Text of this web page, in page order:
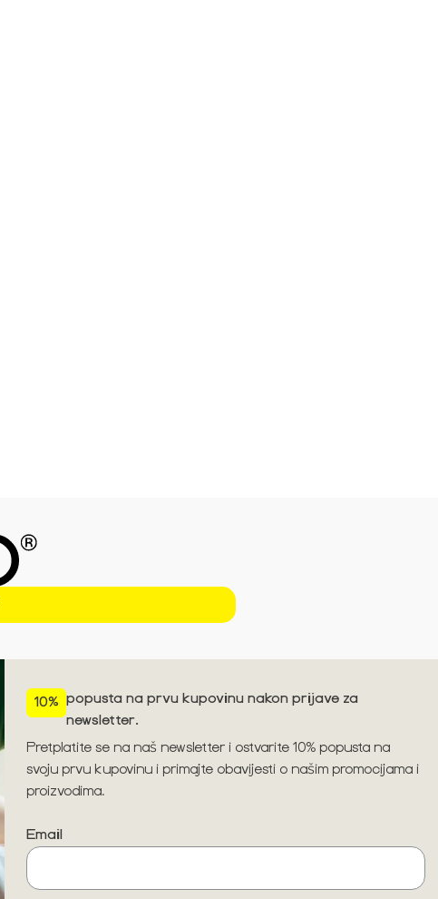
10%
popusta na prvu kupovinu nakon prijave za
newsletter.
Pretplatite se na naš newsletter i ostvarite 10% popusta na
svoju prvu kupovinu i primajte obavijesti o našim promocijama i
proizvodima.
Email